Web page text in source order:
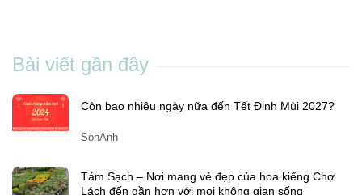
Bài viết gần đây
Còn bao nhiêu ngày nữa đến Tết Đinh Mùi 2027?
SonAnh
Tám Sạch – Nơi mang vẻ đẹp của hoa kiểng Chợ
Lách đến gần hơn với mọi không gian sống